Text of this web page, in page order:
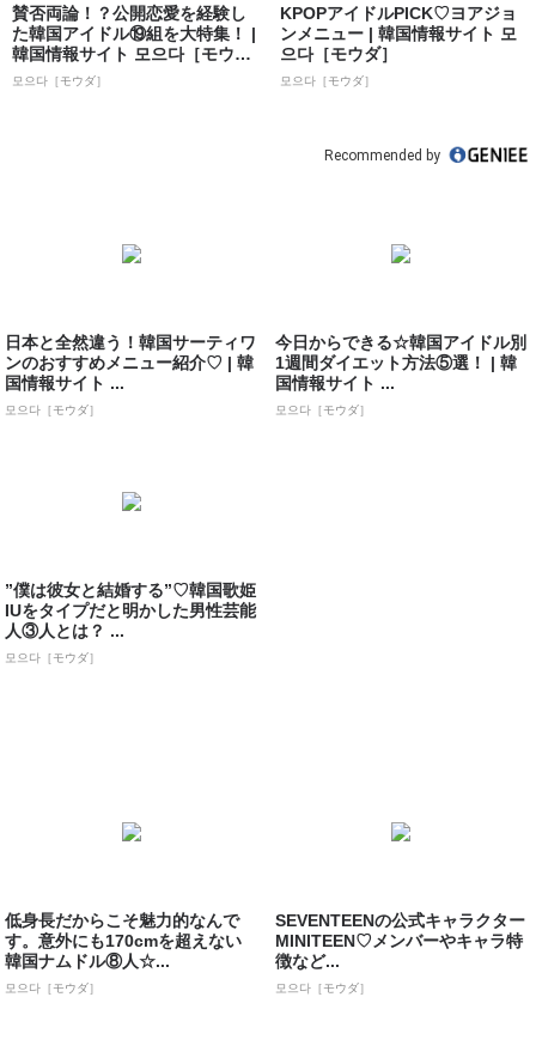
賛否両論！？公開恋愛を経験し
た韓国アイドル⑲組を大特集！ |
韓国情報サイト 모으다［モウ
ダ］
모으다［モウダ］
KPOPアイドルPICK♡ヨアジョ
ンメニュー | 韓国情報サイト 모
으다［モウダ］
모으다［モウダ］
Recommended by
日本と全然違う！韓国サーティワ
ンのおすすめメニュー紹介♡ | 韓
国情報サイト ...
모으다［モウダ］
今日からできる☆韓国アイドル別
1週間ダイエット方法⑤選！ | 韓
国情報サイト ...
모으다［モウダ］
”僕は彼女と結婚する”♡韓国歌姫
IUをタイプだと明かした男性芸能
人③人とは？ ...
모으다［モウダ］
低身長だからこそ魅力的なんで
す。意外にも170cmを超えない
韓国ナムドル⑧人☆...
모으다［モウダ］
SEVENTEENの公式キャラクター
MINITEEN♡メンバーやキャラ特
徴など...
모으다［モウダ］